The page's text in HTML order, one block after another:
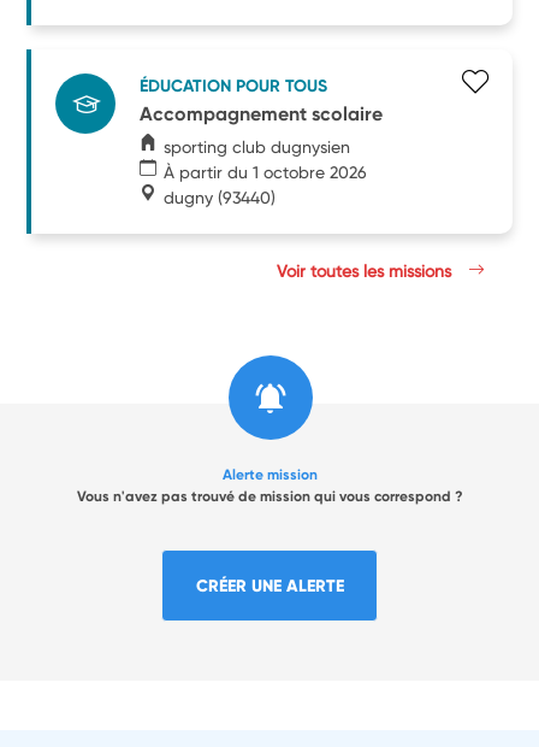
ÉDUCATION POUR TOUS
Accompagnement scolaire
sporting club dugnysien
À partir du 1 octobre 2026
dugny (93440)
Voir toutes les missions
Alerte mission
Vous n'avez pas trouvé de mission qui vous correspond ?
CRÉER UNE ALERTE